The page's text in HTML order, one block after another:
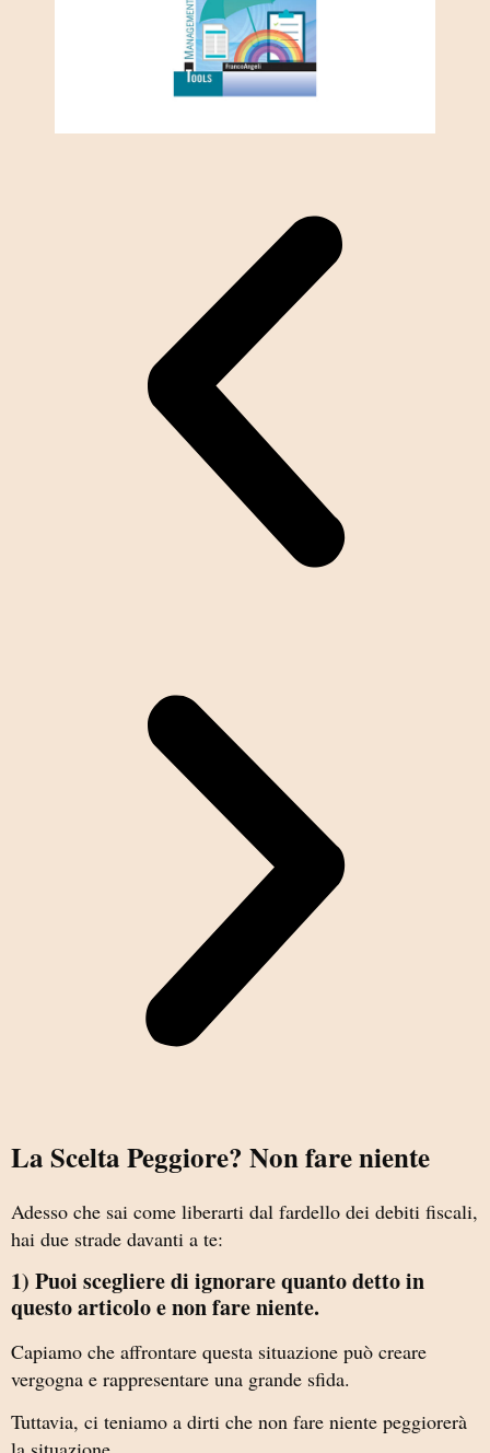
La Scelta Peggiore? Non fare niente
Adesso che sai come liberarti dal fardello dei debiti fiscali,
hai due strade davanti a te:
1) Puoi scegliere di ignorare quanto detto in
questo articolo e non fare niente.
Capiamo che affrontare questa situazione può creare
vergogna e rappresentare una grande sfida.
Tuttavia, ci teniamo a dirti che non fare niente peggiorerà